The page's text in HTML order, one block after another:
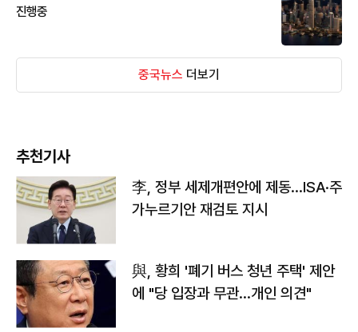
진행중
중국뉴스 더보기
추천기사
李, 정부 세제개편안에 제동…ISA·주
가누르기안 재검토 지시
與, 황희 '폐기 버스 청년 주택' 제안
에 "당 입장과 무관…개인 의견"